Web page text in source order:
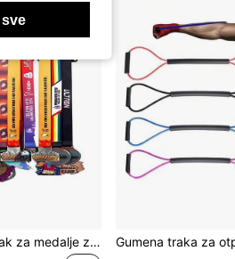
1 kom. metalni stalak za medalje za taekwondo zlatne, srebrne i brončane medalje, držač za zidne dekoracije, pogodan za sportske nagrade, otporan na vremenske uvjete za unutarnje/vanjsko izlaganje, savršen poklon za ljubitelje sporta i prvake